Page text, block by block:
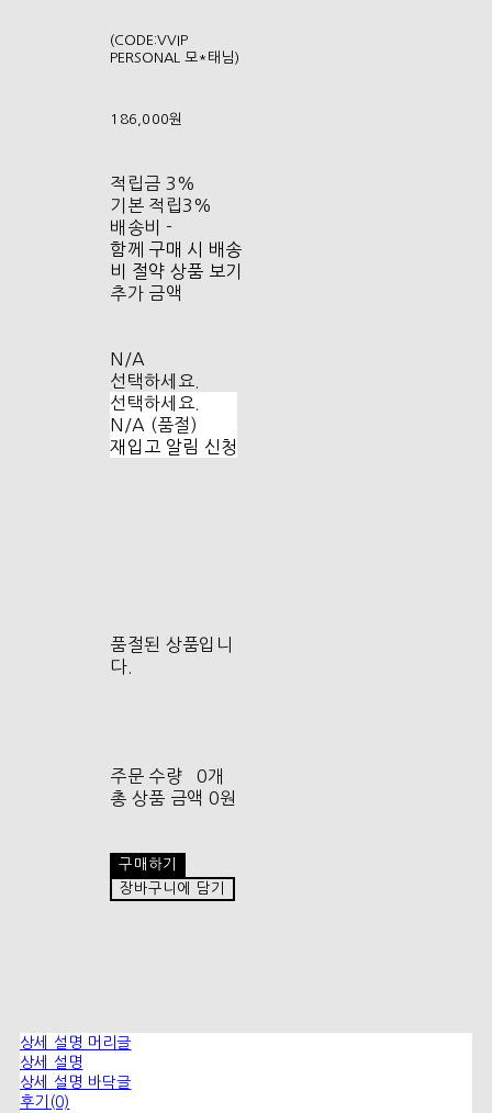
(CODE:VVIP
PERSONAL 모*태님)
186,000원
적립금 3%
기본 적립3%
배송비 -
함께 구매 시 배송
비 절약 상품 보기
추가 금액
N/A
선택하세요.
선택하세요.
N/A (품절)
재입고 알림 신청
품절된 상품입니
다.
주문 수량
0개
총 상품 금액 0원
구매하기
장바구니에 담기
상세 설명 머리글
상세 설명
상세 설명 바닥글
후기(0)